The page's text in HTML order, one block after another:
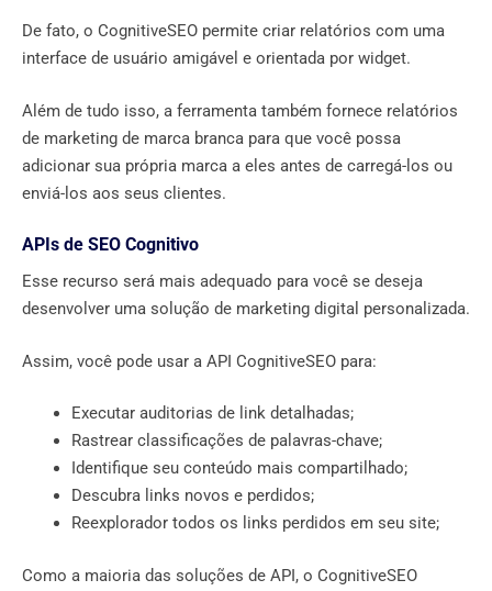
De fato, o CognitiveSEO permite criar relatórios com uma
interface de usuário amigável e orientada por widget.
Além de tudo isso, a ferramenta também fornece relatórios
de marketing de marca branca para que você possa
adicionar sua própria marca a eles antes de carregá-los ou
enviá-los aos seus clientes.
APIs de SEO Cognitivo
Esse recurso será mais adequado para você se deseja
desenvolver uma solução de marketing digital personalizada.
Assim, você pode usar a API CognitiveSEO para:
Executar auditorias de link detalhadas;
Rastrear classificações de palavras-chave;
Identifique seu conteúdo mais compartilhado;
Descubra links novos e perdidos;
Reexplorador todos os links perdidos em seu site;
Como a maioria das soluções de API, o CognitiveSEO